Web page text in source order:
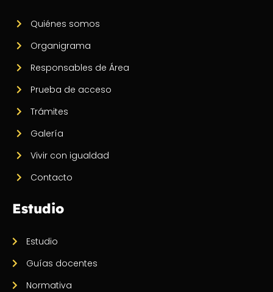
Quiénes somos
Organigrama
Responsables de Área
Prueba de acceso
Trámites
Galería
Vivir con igualdad
Contacto
Estudio
Estudio
Guías docentes
Normativa